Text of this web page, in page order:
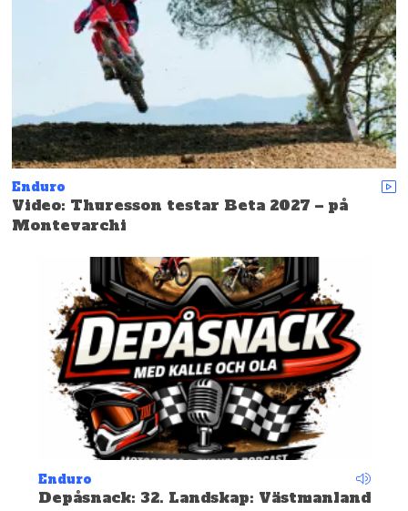
Enduro
Video: Thuresson testar Beta 2027 – på
Montevarchi
Enduro
Depåsnack: 32. Landskap: Västmanland